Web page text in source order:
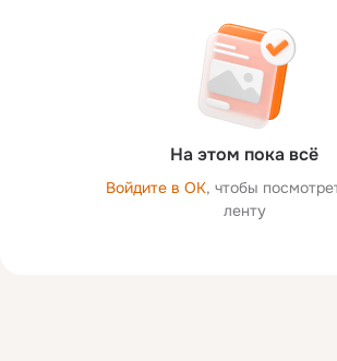
На этом пока всё
Войдите в ОК, чтобы
ленту